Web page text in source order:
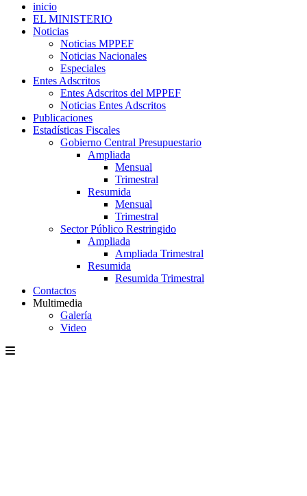
inicio
EL MINISTERIO
Noticias
Noticias MPPEF
Noticias Nacionales
Especiales
Entes Adscritos
Entes Adscritos del MPPEF
Noticias Entes Adscritos
Publicaciones
Estadísticas Fiscales
Gobierno Central Presupuestario
Ampliada
Mensual
Trimestral
Resumida
Mensual
Trimestral
Sector Público Restringido
Ampliada
Ampliada Trimestral
Resumida
Resumida Trimestral
Contactos
Multimedia
Galería
Video